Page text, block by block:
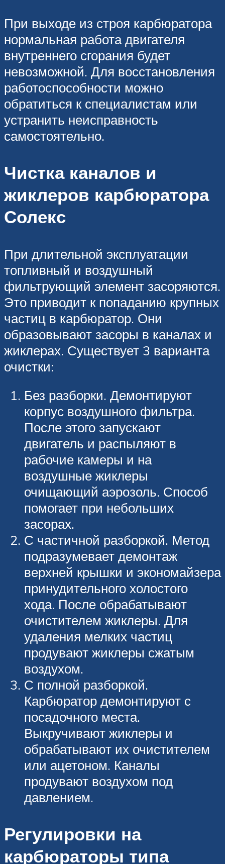
При выходе из строя карбюратора
нормальная работа двигателя
внутреннего сгорания будет
невозможной. Для восстановления
работоспособности можно
обратиться к специалистам или
устранить неисправность
самостоятельно.
Чистка каналов и
жиклеров карбюратора
Солекс
При длительной эксплуатации
топливный и воздушный
фильтрующий элемент засоряются.
Это приводит к попаданию крупных
частиц в карбюратор. Они
образовывают засоры в каналах и
жиклерах. Существует 3 варианта
очистки:
Без разборки. Демонтируют
корпус воздушного фильтра.
После этого запускают
двигатель и распыляют в
рабочие камеры и на
воздушные жиклеры
очищающий аэрозоль. Способ
помогает при небольших
засорах.
С частичной разборкой. Метод
подразумевает демонтаж
верхней крышки и экономайзера
принудительного холостого
хода. После обрабатывают
очистителем жиклеры. Для
удаления мелких частиц
продувают жиклеры сжатым
воздухом.
С полной разборкой.
Карбюратор демонтируют с
посадочного места.
Выкручивают жиклеры и
обрабатывают их очистителем
или ацетоном. Каналы
продувают воздухом под
давлением.
Регулировки на
карбюраторы типа